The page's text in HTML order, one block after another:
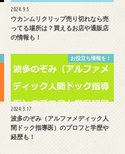
2024.9.5
ウカンムリクリップ売り切れなら売
ってる場所は？買えるお店や通販店
の情報も！
お役立ち情報を！
2024.3.17
波多のぞみ（アルファメディック人
間ドック指導医）のプロフと学歴や
経歴も！